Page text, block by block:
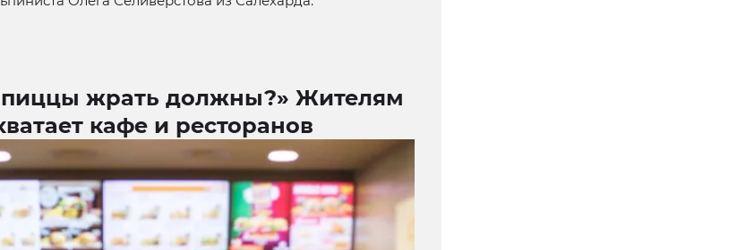
жрать должны?» Жителям
кафе и ресторанов